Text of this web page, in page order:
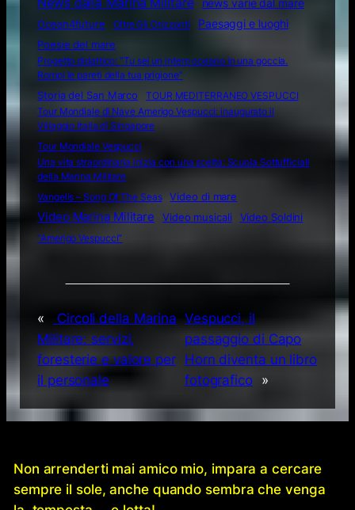
news varie dal mare
Ocean4future
Oltre Gli Orizzonti
Paesaggi e luoghi
Poesie del mare
Progetto didattico: “Tu sei un intero oceano in una goccia.
Rompi le pareti della tua prigione”
Storia del San Marco
TOUR MEDITERRANEO VESPUCCI
Tour Mondiale di Nave Amerigo Vespucci: inaugurato il
Villaggio Italia di Singapore
Tour Mondiale Vespucci
Una vita straordinaria inizia con una scelta: Scuola Sottufficiali
della Marina Militare
Vangelis – Song Of The Seas
Video di mare
Video Marina Militare Video musicali
Video Soldini
“Amerigo Vespucci”
«
Circoli della Marina
Militare: servizi,
foresterie e valore per
il personale
Vespucci, il
passaggio di Capo
Horn diventa un libro
fotografico
»
Non arrenderti mai amico mio, impara a cercare
sempre il sole, anche quando sembra che venga